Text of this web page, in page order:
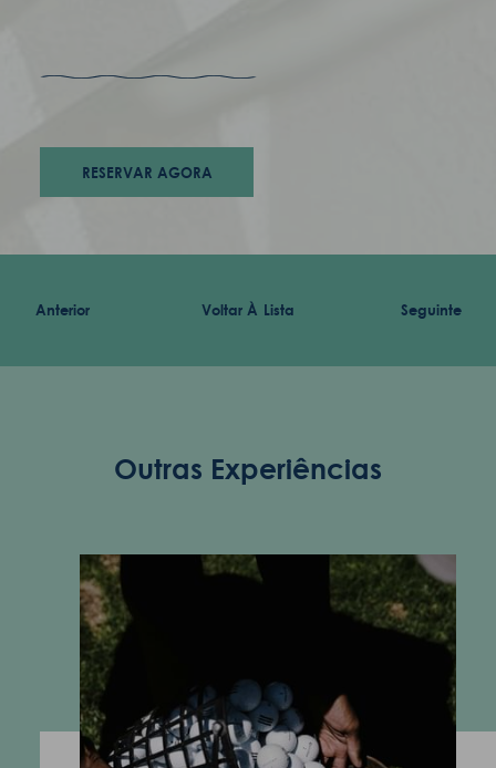
carreiras
termos & condições
SIGA-NOS
RESERVAR AGORA
Anterior Voltar À Lista Seguinte
Outras Experiências